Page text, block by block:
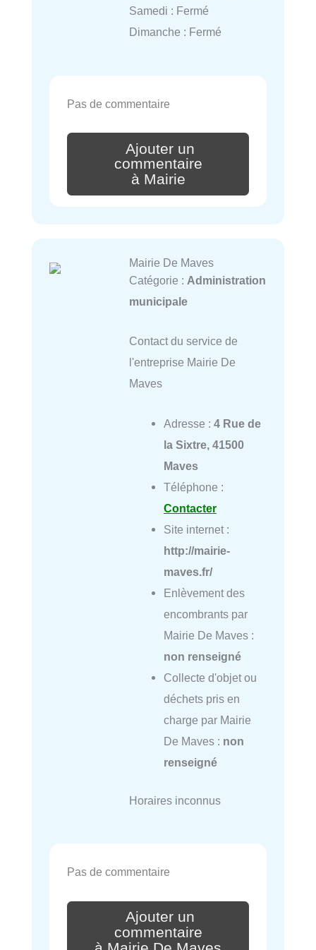
Samedi : Fermé
Dimanche : Fermé
Pas de commentaire
Ajouter un
commentaire
à Mairie
Mairie De Maves
Catégorie : Administration
municipale
Contact du service de
l'entreprise Mairie De
Maves
Adresse : 4 Rue de
la Sixtre, 41500
Maves
Téléphone :
Contacter
Site internet :
http://mairie-
maves.fr/
Enlèvement des
encombrants par
Mairie De Maves :
non renseigné
Collecte d'objet ou
déchets pris en
charge par Mairie
De Maves : non
renseigné
Horaires inconnus
Pas de commentaire
Ajouter un
commentaire